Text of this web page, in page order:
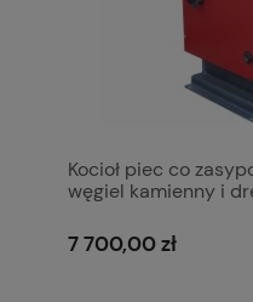
Kocioł piec co
węgiel kamienny i
Pleszew Ciepłomax
7 700,00 zł